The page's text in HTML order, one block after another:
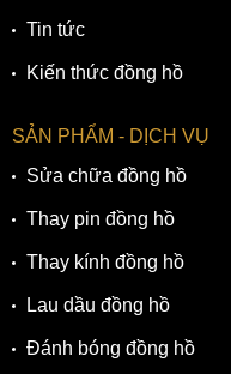
Tin tức
Kiến thức đồng hồ
SẢN PHẨM - DỊCH VỤ
Sửa chữa đồng hồ
Thay pin đồng hồ
Thay kính đồng hồ
Lau dầu đồng hồ
Đánh bóng đồng hồ